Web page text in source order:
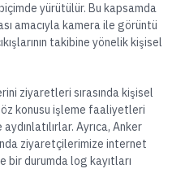
yürütülür. Bu kapsamda
amacıyla kamera ile görüntü
takibine yönelik kişisel
ziyaretleri sırasında kişisel
konusu işleme faaliyetleri
Ayrıca, Anker
ziyaretçilerimize internet
durumda log kayıtları